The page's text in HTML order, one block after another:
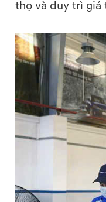
thọ và duy trì giá